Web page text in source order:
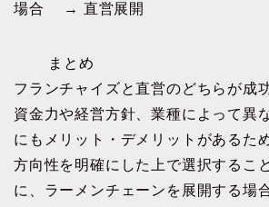
場合 → 直営展開
まとめ
フランチャイズと直営のどちらが成
資金力や経営方針、業種によって異
にもメリット・デメリットがあるた
方向性を明確にした上で選択するこ
に、ラーメンチェーンを展開する場